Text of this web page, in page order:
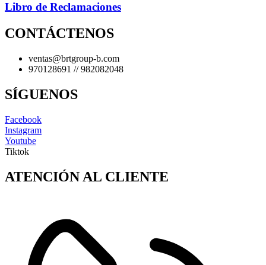
Libro de Reclamaciones
CONTÁCTENOS
ventas@brtgroup-b.com
970128691 // 982082048
SÍGUENOS
Facebook
Instagram
Youtube
Tiktok
ATENCIÓN AL CLIENTE